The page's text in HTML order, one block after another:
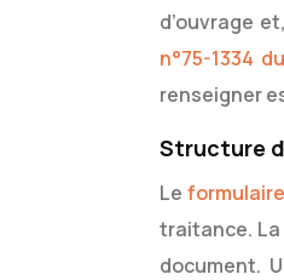
d’ouvrage
n°75-1334
renseigner
Structure
Le
traitance.
document.